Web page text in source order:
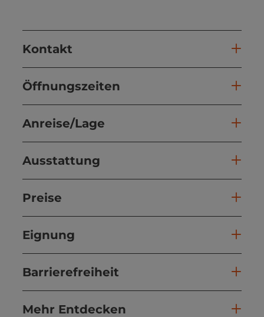
Kontakt
Öffnungszeiten
Anreise/Lage
Ausstattung
Preise
Eignung
Barrierefreiheit
Mehr Entdecken